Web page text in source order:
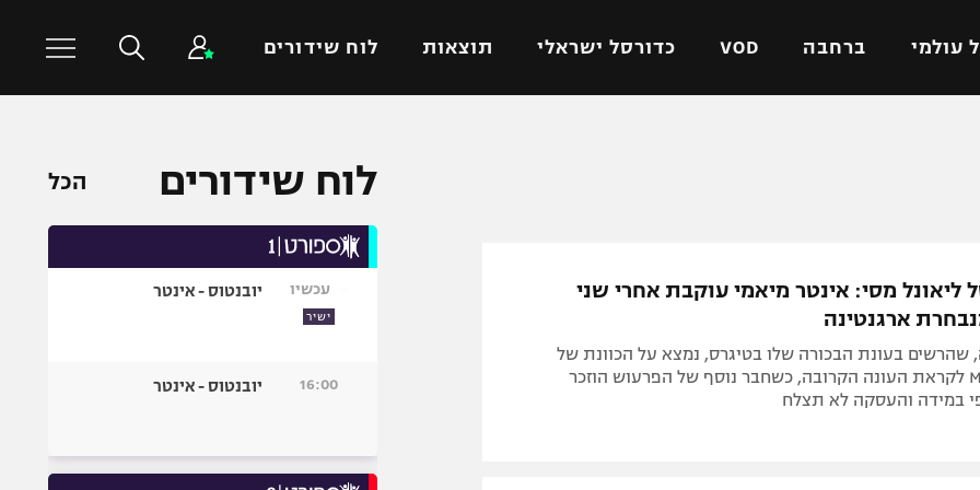
עולמי ברחבה VOD כדורסל ישראלי תוצאות לוח שידורים
ישראל
ליגה איטלקית
ליגה צרפתית
הפועל ירושלים
כדורסל עולמי
כדורעף
היאבקות WWE
מסי: אינטר מיאמי עוקבת אחרי שני
ארגנטינה
שהרשים בעונת הבכורה שלו בטיגרס, נמצא על הכוונת של
אלופת ה-MLS לקראת העונה הקרובה, כשחבר נוסף של הפרעוש הוזכר
במידה והעסקה לא תצלח
לוח שידורים הכל
עכשיו
ישיר
יובנטוס - אינטר
16:00 יובנטוס - אינטר